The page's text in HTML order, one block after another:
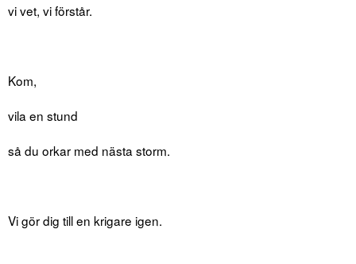
vi vet, vi förstår.
Kom,
vila en stund
så du orkar med nästa storm.
Vi gör dig till en krigare igen.